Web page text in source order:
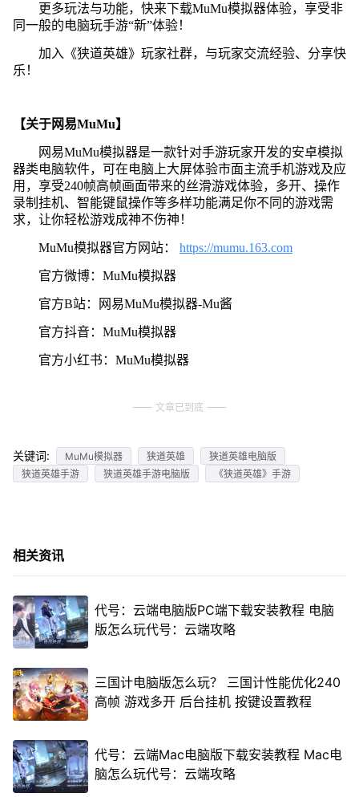
更多玩法与功能，快来下载MuMu模拟器体验，享受非
同一般的电脑玩手游“新”体验！
加入《狭道英雄》玩家社群，与玩家交流经验、分享快
乐！
【关于网易MuMu】
网易MuMu模拟器是一款针对手游玩家开发的安卓模拟
器类电脑软件，可在电脑上大屏体验市面主流手机游戏及应
用，享受240帧高帧画面带来的丝滑游戏体验，多开、操作
录制挂机、智能键鼠操作等多样功能满足你不同的游戏需
求，让你轻松游戏成神不伤神！
MuMu模拟器官方网站： https://mumu.163.com
官方微博：MuMu模拟器
官方B站：网易MuMu模拟器-Mu酱
官方抖音：MuMu模拟器
官方小红书：MuMu模拟器
文章已到底
关键词: MuMu模拟器 狭道英雄
狭道英雄电脑版
狭道英雄手游
狭道英雄手游电脑版 《狭道英雄》手游
相关资讯
代号：云端电脑版PC端下载安装教程 电脑
版怎么玩代号：云端攻略
三国计电脑版怎么玩？ 三国计性能优化240
高帧 游戏多开 后台挂机 按键设置教程
代号：云端Mac电脑版下载安装教程 Mac电
脑怎么玩代号：云端攻略